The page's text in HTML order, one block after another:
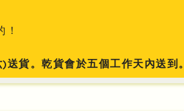
貨。乾貨會於五個工作天內送到。